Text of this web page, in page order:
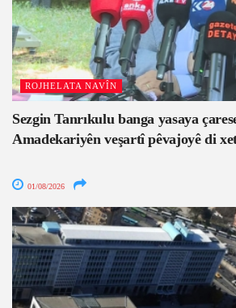
ROJHELATA NAVÎN
Sezgin Tanrıkulu banga yasaya
Amadekariyên veşartî pêvajoyê di
01/08/2026